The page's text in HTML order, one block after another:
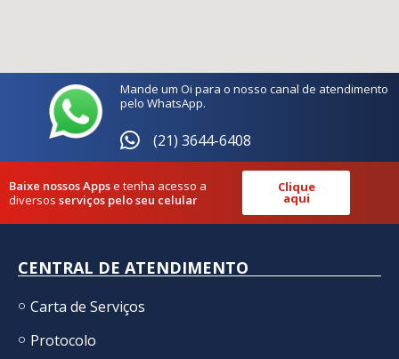
Mande um Oi para o nosso canal de atendimento
pelo WhatsApp.
(21) 3644-6408
Baixe nossos Appse tenha acesso a
diversos serviços pelo seu celular
Clique
aqui
CENTRAL DE ATENDIMENTO
Carta de Serviços
Protocolo